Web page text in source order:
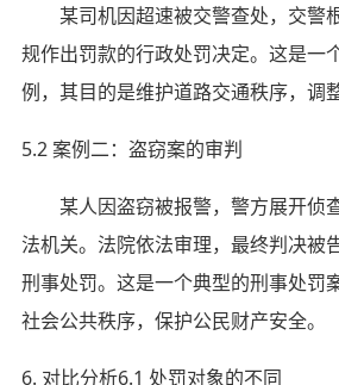
某司机因超速被交警查处，交警
规作出罚款的行政处罚决定。这是一
例，其目的是维护道路交通秩序，调
5.2 案例二：盗窃案的审判
某人因盗窃被报警，警方展开侦
法机关。法院依法审理，最终判决被
刑事处罚。这是一个典型的刑事处罚
社会公共秩序，保护公民财产安全。
6. 对比分析6.1 处罚对象的不同